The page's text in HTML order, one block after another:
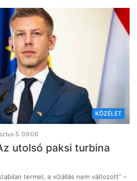
KÖZÉLET
5. 09:06
utolsó paksi turbina
termel, a vízállás nem változott” –